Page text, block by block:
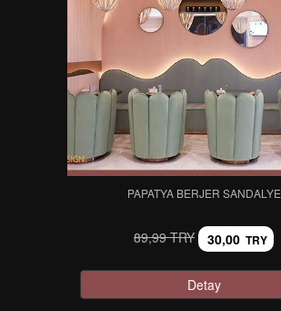
PAPATYA BERJER SANDALYE
89,99 TRY 30,00 TRY
Detay